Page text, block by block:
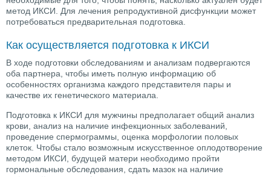
метод ИКСИ. Для лечения репродуктивной дисфункции может
потребоваться предварительная подготовка.
Как осуществляется подготовка к ИКСИ
В ходе подготовки обследованиям и анализам подвергаются
оба партнера, чтобы иметь полную информацию об
особенностях организма каждого представителя пары и
качестве их генетического материала.
Подготовка к ИКСИ для мужчины предполагает общий анализ
крови, анализ на наличие инфекционных заболеваний,
проведение спермограммы, оценка морфологии половых
клеток. Чтобы стало возможным искусственное оплодотворение
методом ИКСИ, будущей матери необходимо пройти
гормональные обследования, сдать мазок на наличие